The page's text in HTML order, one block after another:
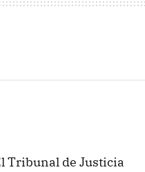
Tribunal de Justicia